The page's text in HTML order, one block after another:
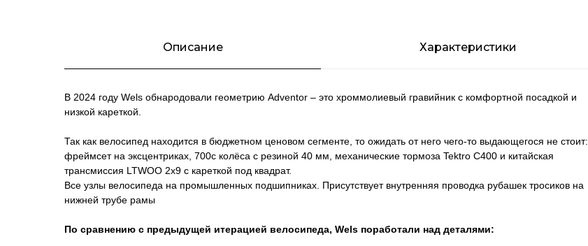
Описание Характеристики
В 2024 году Wels обнародовали геометрию Adventor – это хроммолиевый гравийник с комфортной посадкой и
низкой кареткой.
Так как велосипед находится в бюджетном ценовом сегменте, то ожидать от него чего-то выдающегося не стоит:
фреймсет на эксцентриках, 700с колёса с резиной 40 мм, механические тормоза Tektro C400 и китайская
трансмиссия LTWOO 2x9 с кареткой под квадрат.
Все узлы велосипеда на промышленных подшипниках. Присутствует внутренняя проводка рубашек тросиков на
нижней трубе рамы
По сравнению с предыдущей итерацией велосипеда, Wels поработали над деталями: